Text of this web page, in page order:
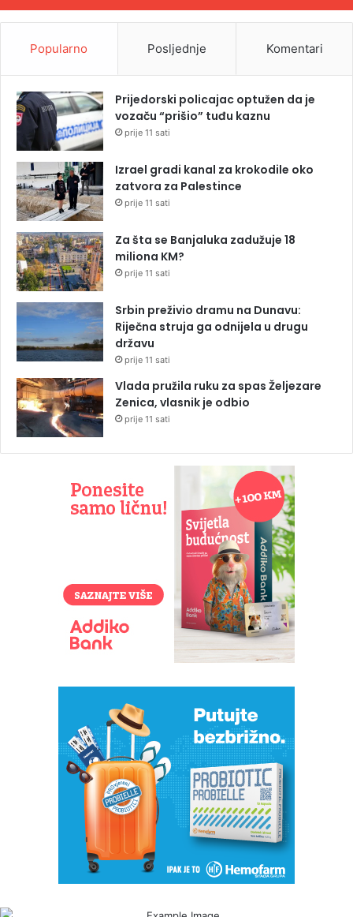
Popularno Posljednje Komentari
Prijedorski policajac optužen da je
vozaču “prišio” tuđu kaznu
prije 11 sati
Izrael gradi kanal za krokodile oko
zatvora za Palestince
prije 11 sati
Za šta se Banjaluka zadužuje 18
miliona KM?
prije 11 sati
Srbin preživio dramu na Dunavu:
Riječna struja ga odnijela u drugu
državu
prije 11 sati
Vlada pružila ruku za spas Željezare
Zenica, vlasnik je odbio
prije 11 sati